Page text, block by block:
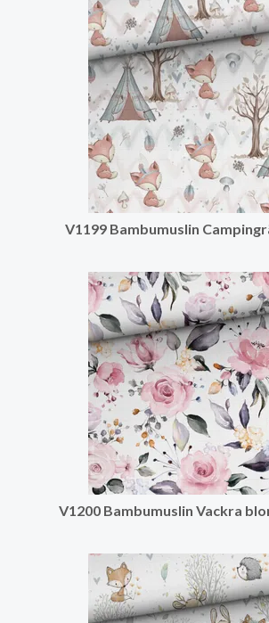
V1199 Bambumuslin
V1200 Bambumuslin Vackra